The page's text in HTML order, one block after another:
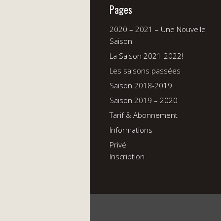
Pages
2020 – 2021 – Une Nouvelle
Saison
La Saison 2021-2022!
Les saisons passées
Saison 2018-2019
Saison 2019 – 2020
Tarif & Abonnement
Informations
Privé
Inscription